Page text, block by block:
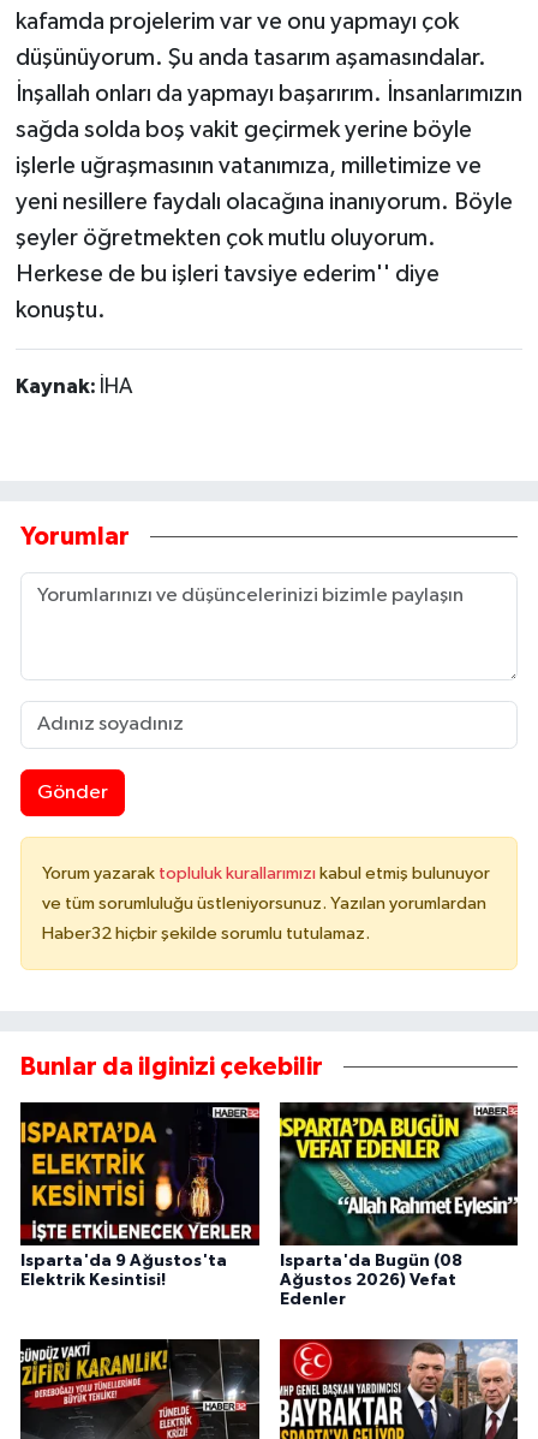
kafamda projelerim var ve onu yapmayı çok
düşünüyorum. Şu anda tasarım aşamasındalar.
İnşallah onları da yapmayı başarırım. İnsanlarımızın
sağda solda boş vakit geçirmek yerine böyle
işlerle uğraşmasının vatanımıza, milletimize ve
yeni nesillere faydalı olacağına inanıyorum. Böyle
şeyler öğretmekten çok mutlu oluyorum.
Herkese de bu işleri tavsiye ederim'' diye
konuştu.
Kaynak: İHA
Yorumlar
Gönder
Yorum yazarak topluluk kurallarımızı kabul etmiş bulunuyor
ve tüm sorumluluğu üstleniyorsunuz. Yazılan yorumlardan
Haber32 hiçbir şekilde sorumlu tutulamaz.
Bunlar da ilginizi çekebilir
Isparta'da 9 Ağustos'ta
Elektrik Kesintisi!
Isparta'da Bugün (08
Ağustos 2026) Vefat
Edenler